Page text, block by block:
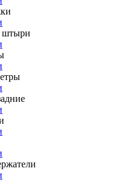
штыри